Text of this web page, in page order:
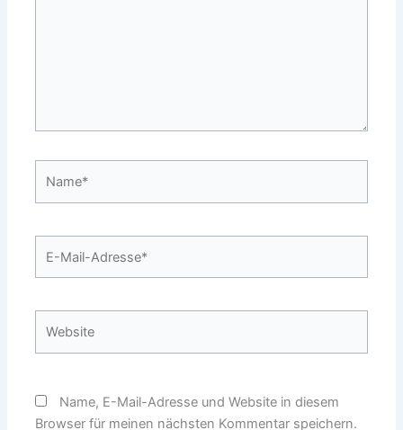
Mail-
Name, E-Mail-Adresse und Website in diesem
Browser für meinen nächsten Kommentar speichern.